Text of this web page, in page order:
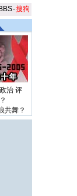
BBS-搜狗
治 评
共舞？